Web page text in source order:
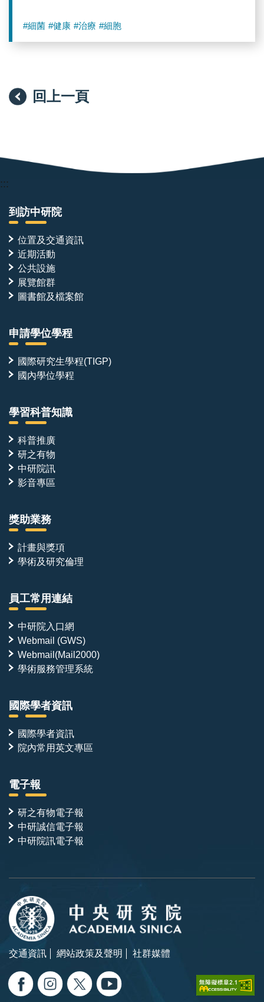
#細菌 #健康 #治療 #細胞
回上一頁
:::
到訪中研院
位置及交通資訊
近期活動
公共設施
展覽館群
圖書館及檔案館
申請學位學程
國際研究生學程(TIGP)
國內學位學程
學習科普知識
科普推廣
研之有物
中研院訊
影音專區
獎助業務
計畫與獎項
學術及研究倫理
員工常用連結
中研院入口網
Webmail (GWS)
Webmail(Mail2000)
學術服務管理系統
國際學者資訊
國際學者資訊
院內常用英文專區
電子報
研之有物電子報
中研誠信電子報
中研院訊電子報
交通資訊 網站政策及聲明 社群媒體